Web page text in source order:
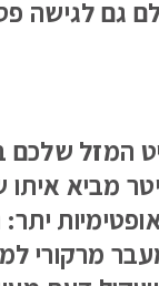
גם לגישה
המזל שלכם
מביא איתו
מרקורי